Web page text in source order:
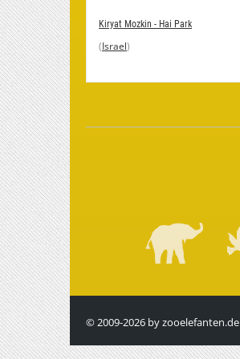
Kiryat Mozkin - Hai Park
(Israel)
© 2009-2026 by zooelefanten.de